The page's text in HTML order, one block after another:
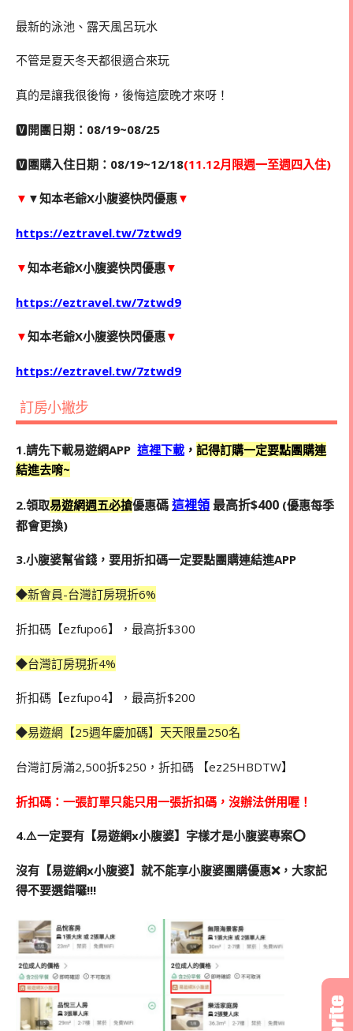
最新的泳池、露天風呂玩水
不管是夏天冬天都很適合來玩
真的是讓我很後悔，後悔這麼晚才來呀！
🆅開團日期：08/19~08/25
🆅團購入住日期：08/19~12/18(11.12月限週一至週四入住)
▼ ▼知本老爺X小腹婆快閃優惠▼
https://eztravel.tw/7ztwd9
▼知本老爺X小腹婆快閃優惠▼
https://eztravel.tw/7ztwd9
▼知本老爺X小腹婆快閃優惠▼
https://eztravel.tw/7ztwd9
訂房小撇步
1.請先下載易遊網APP 這裡下載 ， 記得訂購一定要點團購連
結進去唷~
2.領取易遊網週五必搶優惠碼這裡領最高折$400 (優惠每季
都會更換)
3.小腹婆幫省錢，要用折扣碼一定要點團購連結進APP
◆新會員-台灣訂房現折6%
折扣碼【ezfupo6】，最高折$300
◆台灣訂房現折4%
折扣碼【ezfupo4】，最高折$200
◆易遊網【25週年慶加碼】天天限量250名
台灣訂房滿2,500折$250，折扣碼 【ez25HBDTW】
折扣碼：一張訂單只能只用一張折扣碼，沒辦法併用喔！
4.⚠️一定要有【易遊網x小腹婆】字樣才是小腹婆專案⭕️
沒有【易遊網x小腹婆】就不能享小腹婆團購優惠❌， 大家記
得不要選錯囉!!!